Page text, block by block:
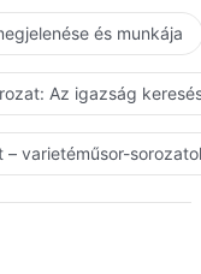
és munkája
Az igazság
– varietéműsor-